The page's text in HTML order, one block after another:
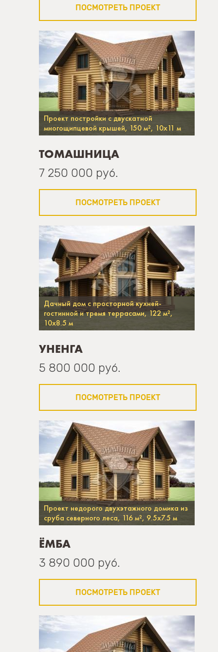
ПОСМОТРЕТЬ ПРОЕКТ
Проект постройки с двускатной
многощипцевой крышей, 150 м², 10х11 м
ТОМАШНИЦА
7 250 000 руб.
ПОСМОТРЕТЬ ПРОЕКТ
Дачный дом с просторной кухней-
гостинной и тремя террасами, 122 м²,
10х8.5 м
УНЕНГА
5 800 000 руб.
ПОСМОТРЕТЬ ПРОЕКТ
Проект недорого двухэтажного домика из
сруба северного леса, 116 м², 9.5х7.5 м
ЁМБА
3 890 000 руб.
ПОСМОТРЕТЬ ПРОЕКТ